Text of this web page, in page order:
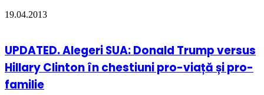
19.04.2013
UPDATED. Alegeri SUA: Donald Trump versus
Hillary Clinton în chestiuni pro-viață și pro-
familie